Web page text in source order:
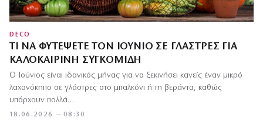
DECO
ΤΙ ΝΑ ΦΥΤΈΨΕΤΕ ΤΟΝ ΙΟΎΝΙΟ ΣΕ ΓΛΆΣΤΡΕΣ ΓΙΑ
ΚΑΛΟΚΑΙΡΙΝΉ ΣΥΓΚΟΜΙΔΉ
18.06.2026 — 08:30
Ο Ιούνιος είναι ιδανικός μήνας για να ξεκινήσει κανείς έναν μικρό
λαχανόκηπο σε γλάστρες στο μπαλκόνι ή τη βεράντα, καθώς
υπάρχουν πολλά…